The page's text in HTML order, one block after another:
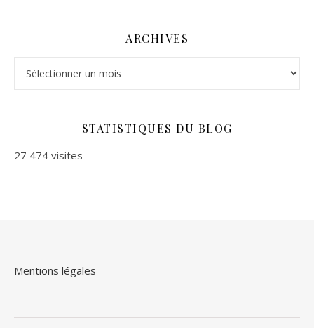
ARCHIVES
STATISTIQUES DU BLOG
27 474 visites
Mentions légales